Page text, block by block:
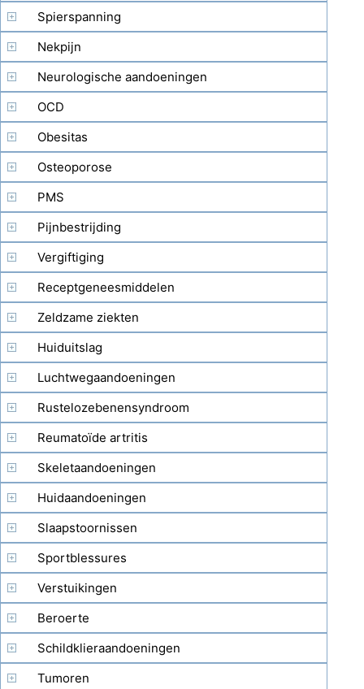
Spierspanning
Nekpijn
Neurologische aandoeningen
OCD
Obesitas
Osteoporose
PMS
Pijnbestrijding
Vergiftiging
Receptgeneesmiddelen
Zeldzame ziekten
Huiduitslag
Luchtwegaandoeningen
Rustelozebenensyndroom
Reumatoïde artritis
Skeletaandoeningen
Huidaandoeningen
Slaapstoornissen
Sportblessures
Verstuikingen
Beroerte
Schildklieraandoeningen
Tumoren